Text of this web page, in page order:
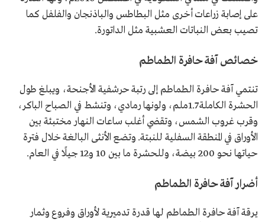
على إصابة زراعات أخرى مثل البطاطس والباذنجان والفلفل كما
تصيب بعض النباتات العشبية مثل الداتورة.
خصائص آفة حافرة الطماطم
تنتمي آفة حافرة الطماطم إلى رتبة حرشفية الأجنحة، ويبلغ طول
الحشرة الكاملة 1.7ملم، ولونها رمادي، وتنشط في الصباح الباكر،
وقرب غروب الشمس، وتقضي أغلب ساعات النهار مختبئة بين
الأوراق في المنطقة السفلية للنبتة. وتضع الأنثى البالغة خلال فترة
حياتها نحو 200 بيضة، وللحشرة ما بين 10 و12 جيلًا في العام.
أضرار آفة حافرة الطماطم
يرقة آفة حافرة الطماطم لها قدرة تدميرية لأوراق وفروع وثمار